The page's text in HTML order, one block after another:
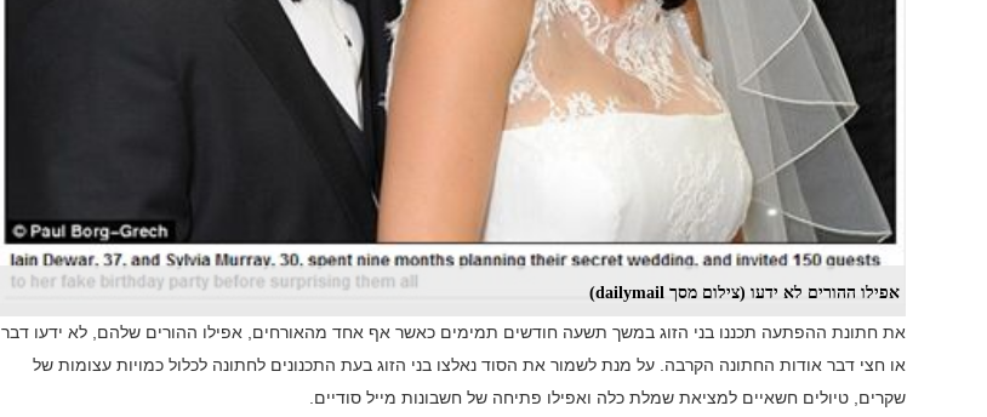
אפילו ההורים לא ידעו (צילום מסך dailymail)
את חתונת ההפתעה תכננו בני הזוג במשך תשעה חודשים תמימים כאשר אף אחד מהאורחים, אפילו ההורים שלהם, לא ידעו דבר
או חצי דבר אודות החתונה הקרבה. על מנת לשמור את הסוד נאלצו בני הזוג בעת התכנונים לחתונה לכלול כמויות עצומות של
שקרים, טיולים חשאיים למציאת שמלת כלה ואפילו פתיחה של חשבונות מייל סודיים.